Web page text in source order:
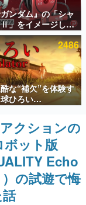
数万以上！ などな
渾身の“殿堂入り”記
時のエピソードをお
は何か？を探ってい
』は、〈試験問題〉
ンダム』の「シャ
」をイメージした
ールが予約開始。
アのパーソナルマ
公国軍のエンブレ
などを配置
2486
な“補欠”を体験す
ひろい
が「1件」のウィッ
もとにチェコ語に
話題に。『キング
開発元やチェコの
から称賛の声
クションの
ボット版
Echo
の試遊で悔